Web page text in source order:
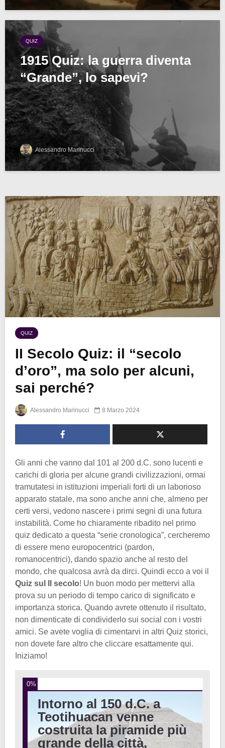
QUIZ
1915 Quiz: la guerra diventa
“Grande”, lo sapevi?
Alessandro Marinucci
QUIZ
II Secolo Quiz: il “secolo
d’oro”, ma solo per alcuni,
sai perché?
Alessandro Marinucci 8 Marzo 2024
Gli anni che vanno dal 101 al 200 d.C. sono lucenti e
carichi di gloria per alcune grandi civilizzazioni, ormai
tramutatesi in istituzioni imperiali forti di un laborioso
apparato statale, ma sono anche anni che, almeno per
certi versi, vedono nascere i primi segni di una futura
instabilità. Come ho chiaramente ribadito nel primo
quiz dedicato a questa “serie cronologica”, cercheremo
di essere meno europocentrici (pardon,
romanocentrici), dando spazio anche al resto del
mondo, che qualcosa avrà da dirci. Quindi ecco a voi il
Quiz sul II secolo! Un buon modo per mettervi alla
prova su un periodo di tempo carico di significato e
importanza storica. Quando avrete ottenuto il risultato,
non dimenticate di condividerlo sui social con i vostri
amici. Se avete voglia di cimentarvi in altri Quiz storici,
non dovete fare altro che cliccare esattamente qui.
Iniziamo!
0%
Intorno al 150 d.C. a
Teotihuacan venne
costruita la piramide più
grande della città,